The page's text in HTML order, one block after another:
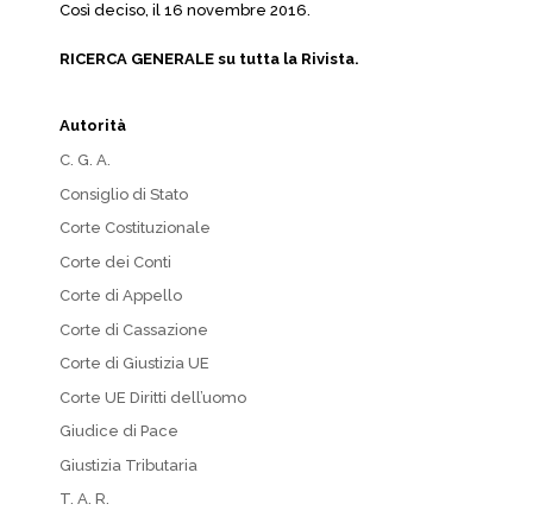
Così deciso, il 16 novembre 2016.
RICERCA GENERALE su tutta la Rivista.
Autorità
C. G. A.
Consiglio di Stato
Corte Costituzionale
Corte dei Conti
Corte di Appello
Corte di Cassazione
Corte di Giustizia UE
Corte UE Diritti dell’uomo
Giudice di Pace
Giustizia Tributaria
T. A. R.